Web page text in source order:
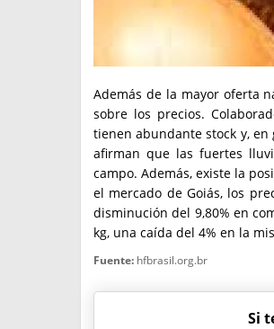
Además de la mayor oferta
sobre los precios.
tienen abundante stock y,
afirman que las fuertes
campo. Además, existe la
el mercado de Goiás, los
disminución del 9,80% en
kg, una caída del 4% en la
Fuente: hfbrasil.org.br
Si